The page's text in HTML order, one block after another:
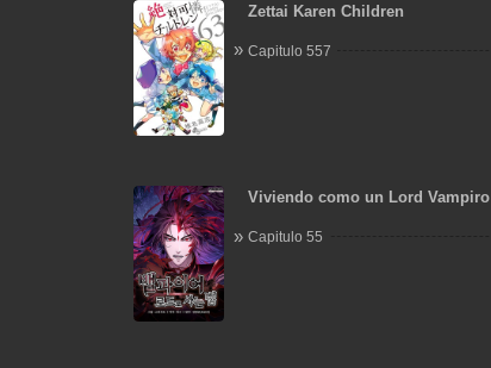
Zettai Karen Children
Capitulo 557
Viviendo como un Lord Vampiro
Capitulo 55